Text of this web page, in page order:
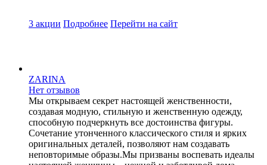
3 акции Подробнее Перейти на сайт
ZARINA
Нет отзывов
Мы открываем секрет настоящей женственности,
создавая модную, стильную и женственную одежду,
способную подчеркнуть все достоинства фигуры.
Сочетание утонченного классического стиля и ярких
оригинальных деталей, позволяют нам создавать
неповторимые образы.Мы призваны воспевать идеалы